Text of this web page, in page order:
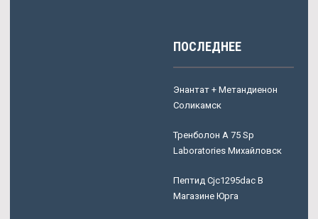
ПОСЛЕДНЕЕ
Энантат + Метандиенон
Соликамск
Тренболон A 75 Sp
Laboratories Михайловск
Пептид Cjc1295dac В
Магазине Юрга